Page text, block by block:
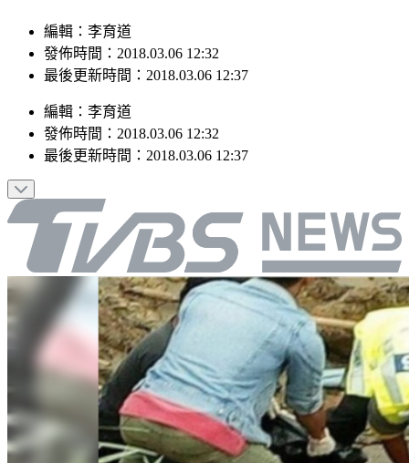
編輯：李育道
發佈時間：2018.03.06 12:32
最後更新時間：2018.03.06 12:37
編輯 ： 李育道
發佈時間： 2018.03.06 12:32
最後更新時間： 2018.03.06 12:37